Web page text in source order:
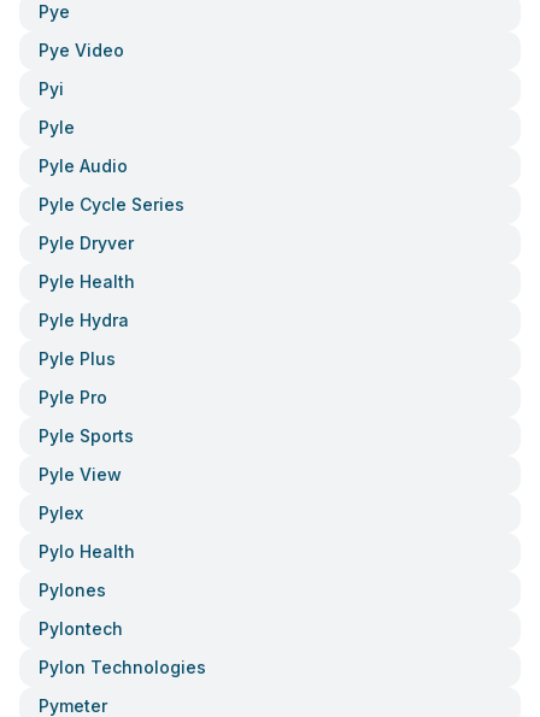
Pye
Pye Video
Pyi
Pyle
Pyle Audio
Pyle Cycle Series
Pyle Dryver
Pyle Health
Pyle Hydra
Pyle Plus
Pyle Pro
Pyle Sports
Pyle View
Pylex
Pylo Health
Pylones
Pylontech
Pylon Technologies
Pymeter